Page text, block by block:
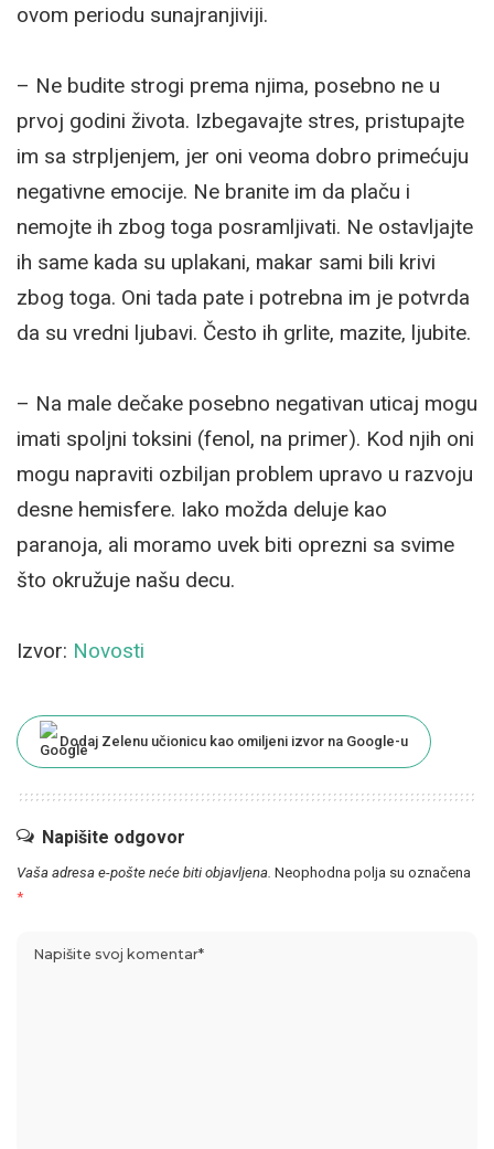
ovom periodu sunajranjiviji.
– Ne budite strogi prema njima, posebno ne u
prvoj godini života. Izbegavajte stres, pristupajte
im sa strpljenjem, jer oni veoma dobro primećuju
negativne emocije. Ne branite im da plaču i
nemojte ih zbog toga posramljivati. Ne ostavljajte
ih same kada su uplakani, makar sami bili krivi
zbog toga. Oni tada pate i potrebna im je potvrda
da su vredni ljubavi. Često ih grlite, mazite, ljubite.
– Na male dečake posebno negativan uticaj mogu
imati spoljni toksini (fenol, na primer). Kod njih oni
mogu napraviti ozbiljan problem upravo u razvoju
desne hemisfere. Iako možda deluje kao
paranoja, ali moramo uvek biti oprezni sa svime
što okružuje našu decu.
Izvor: Novosti
Dodaj Zelenu učionicu kao omiljeni izvor na Google-u
Napišite odgovor
Vaša adresa e-pošte neće biti objavljena. Neophodna polja su označena
*